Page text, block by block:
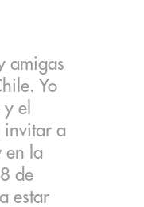
amigas
Yo
el
invitar a
en la
de
estar